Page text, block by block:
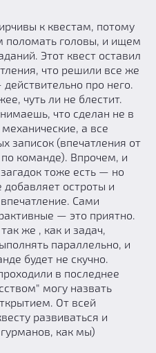
к квестам, потому
поломать головы, и ищем
Этот квест оставил
что решили все же
про него.
чуть ли не блестит.
что сделан не в
а все
записок (впечатления от
команде). Впрочем, и
тоже есть — но
остроты и
Сами
— это приятно.
же , как и задач,
параллельно, и
будет не скучно.
в последнее
могу назвать
От всей
развиваться и
как мы)